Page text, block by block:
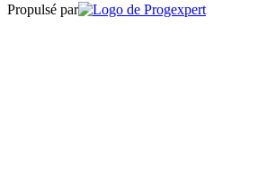
Propulsé par